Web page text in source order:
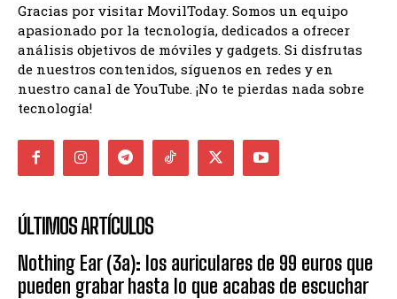
Gracias por visitar MovilToday. Somos un equipo
apasionado por la tecnología, dedicados a ofrecer
análisis objetivos de móviles y gadgets. Si disfrutas
de nuestros contenidos, síguenos en redes y en
nuestro canal de YouTube. ¡No te pierdas nada sobre
tecnología!
ÚLTIMOS ARTÍCULOS
Nothing Ear (3a): los auriculares de 99 euros que
pueden grabar hasta lo que acabas de escuchar